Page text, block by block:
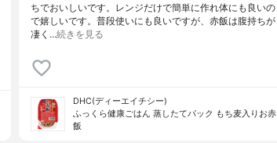
ちでおいしいです。レンジだけで簡単に作れ体にも良いの
で嬉しいです。普段使いにも良いですが、赤飯は腹持ちが
凄く…続きを見る
DHC(ディーエイチシー)
ふっくら健康ごはん 蒸したてパック もち麦入りお赤
飯